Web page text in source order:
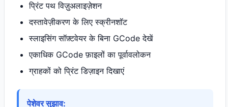
प्रिंट पथ विज़ुअलाइज़ेशन
दस्तावेज़ीकरण के लिए स्क्रीनशॉट
स्लाइसिंग सॉफ़्टवेयर के बिना GCode देखें
एकाधिक GCode फ़ाइलों का पूर्वावलोकन
ग्राहकों को प्रिंट डिज़ाइन दिखाएं
पेशेवर सुझाव: